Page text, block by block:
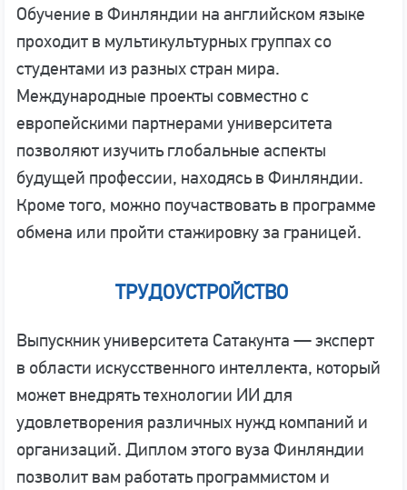
Обучение в Финляндии на английском языке
проходит в мультикультурных группах со
студентами из разных стран мира.
Международные проекты совместно с
европейскими партнерами университета
позволяют изучить глобальные аспекты
будущей профессии, находясь в Финляндии.
Кроме того, можно поучаствовать в программе
обмена или пройти стажировку за границей.
ТРУДОУСТРОЙСТВО
Выпускник университета Сатакунта — эксперт
в области искусственного интеллекта, который
может внедрять технологии ИИ для
удовлетворения различных нужд компаний и
организаций. Диплом этого вуза Финляндии
позволит вам работать программистом и